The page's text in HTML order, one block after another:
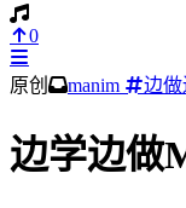
0
原创 manim 边做
边学边做